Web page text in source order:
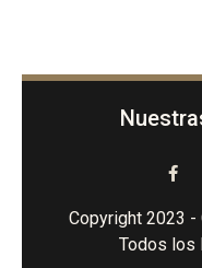
Copyright 2023 -
Todos los